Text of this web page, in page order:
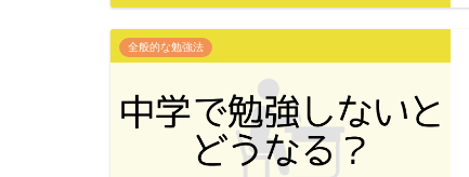
全般的な勉強法